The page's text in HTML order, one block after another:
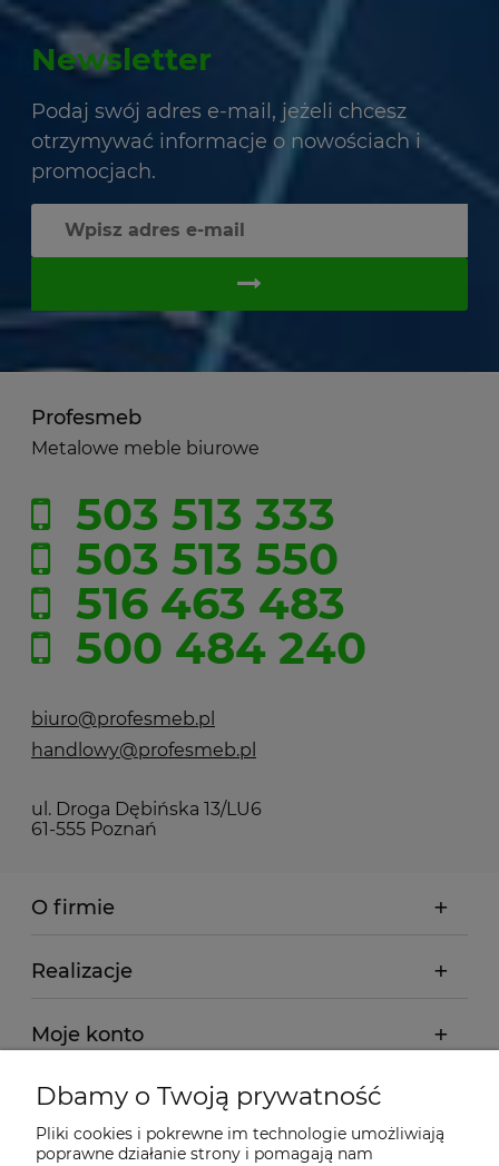
Newsletter
Podaj swój adres e-mail, jeżeli chcesz
otrzymywać informacje o nowościach i
promocjach.
Profesmeb
Metalowe meble biurowe
503 513 333
503 513 550
516 463 483
500 484 240
biuro@profesmeb.pl
handlowy@profesmeb.pl
ul. Droga Dębińska 13/LU6
61-555 Poznań
O firmie
Realizacje
Moje konto
Regulamin
Dbamy o Twoją prywatność
Pliki cookies i pokrewne im technologie umożliwiają
poprawne działanie strony i pomagają nam